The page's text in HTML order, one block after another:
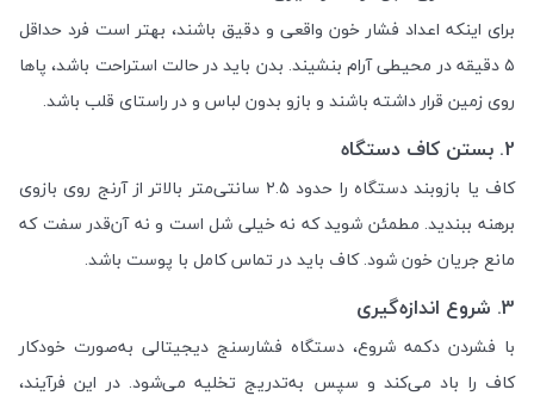
برای اینکه اعداد فشار خون واقعی و دقیق باشند، بهتر است فرد حداقل
۵ دقیقه در محیطی آرام بنشیند. بدن باید در حالت استراحت باشد، پاها
روی زمین قرار داشته باشند و بازو بدون لباس و در راستای قلب باشد.
2. بستن کاف دستگاه
کاف یا بازوبند دستگاه را حدود ۲.۵ سانتی‌متر بالاتر از آرنج روی بازوی
برهنه ببندید. مطمئن شوید که نه خیلی شل است و نه آن‌قدر سفت که
مانع جریان خون شود. کاف باید در تماس کامل با پوست باشد.
3. شروع اندازه‌گیری
با فشردن دکمه شروع، دستگاه فشارسنج دیجیتالی به‌صورت خودکار
کاف را باد می‌کند و سپس به‌تدریج تخلیه می‌شود. در این فرآیند،